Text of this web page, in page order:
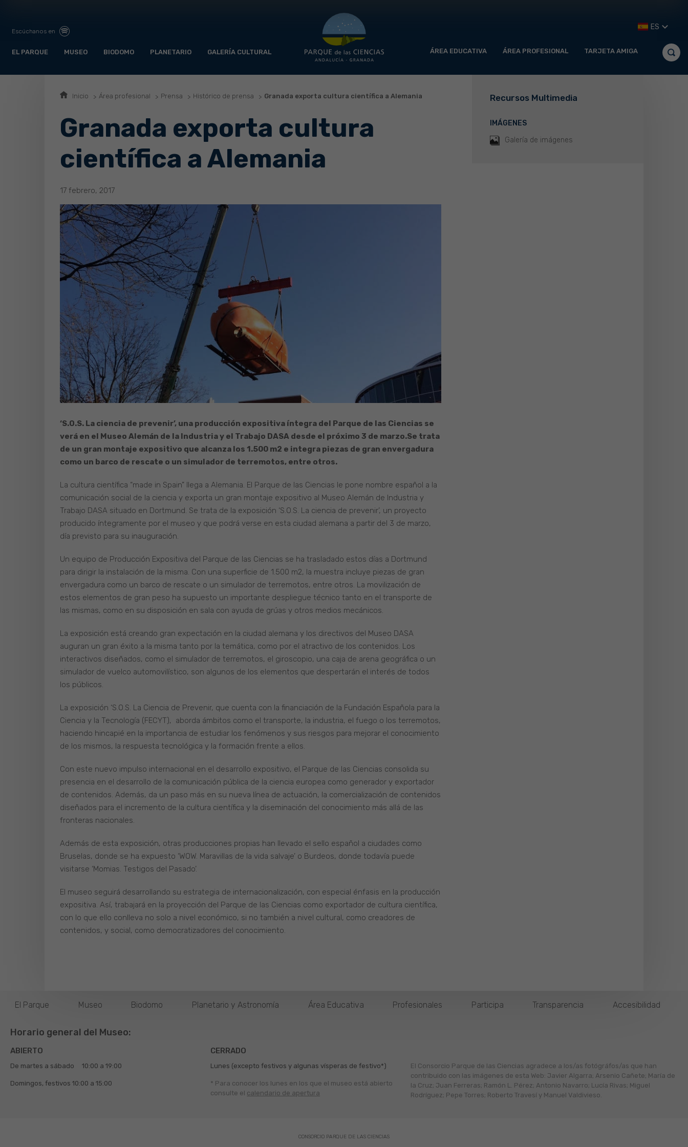
Escúchanos en
EL PARQUE MUSEO BIODOMO PLANETARIO GALERÍA CULTURAL ÁREA EDUCATIVA ÁREA PROFESIONAL TARJETA AMIGA
ES
Inicio Área profesional Prensa Histórico de prensa Granada exporta cultura científica a Alemania
Granada exporta cultura
científica a Alemania
17 febrero, 2017
‘S.O.S. La ciencia de prevenir’, una producción expositiva íntegra del Parque de las Ciencias se
verá en el Museo Alemán de la Industria y el Trabajo DASA desde el próximo 3 de marzo.Se trata
de un gran montaje expositivo que alcanza los 1.500 m2 e integra piezas de gran envergadura
como un barco de rescate o un simulador de terremotos, entre otros.
La cultura científica “made in Spain” llega a Alemania. El Parque de las Ciencias le pone nombre español a la
comunicación social de la ciencia y exporta un gran montaje expositivo al Museo Alemán de Industria y
Trabajo DASA situado en Dortmund. Se trata de la exposición ‘S.O.S. La ciencia de prevenir’, un proyecto
producido íntegramente por el museo y que podrá verse en esta ciudad alemana a partir del 3 de marzo,
día previsto para su inauguración.
Un equipo de Producción Expositiva del Parque de las Ciencias se ha trasladado estos días a Dortmund
para dirigir la instalación de la misma. Con una superficie de 1.500 m2, la muestra incluye piezas de gran
envergadura como un barco de rescate o un simulador de terremotos, entre otros. La movilización de
estos elementos de gran peso ha supuesto un importante despliegue técnico tanto en el transporte de
las mismas, como en su disposición en sala con ayuda de grúas y otros medios mecánicos.
La exposición está creando gran expectación en la ciudad alemana y los directivos del Museo DASA
auguran un gran éxito a la misma tanto por la temática, como por el atractivo de los contenidos. Los
interactivos diseñados, como el simulador de terremotos, el giroscopio, una caja de arena geográfica o un
simulador de vuelco automovilístico, son algunos de los elementos que despertarán el interés de todos
los públicos.
La exposición ‘S.O.S. La Ciencia de Prevenir, que cuenta con la financiación de la Fundación Española para la
Ciencia y la Tecnología (FECYT), aborda ámbitos como el transporte, la industria, el fuego o los terremotos,
haciendo hincapié en la importancia de estudiar los fenómenos y sus riesgos para mejorar el conocimiento
de los mismos, la respuesta tecnológica y la formación frente a ellos.
Con este nuevo impulso internacional en el desarrollo expositivo, el Parque de las Ciencias consolida su
presencia en el desarrollo de la comunicación pública de la ciencia europea como generador y exportador
de contenidos. Además, da un paso más en su nueva línea de actuación, la comercialización de contenidos
diseñados para el incremento de la cultura científica y la diseminación del conocimiento más allá de las
fronteras nacionales.
Además de esta exposición, otras producciones propias han llevado el sello español a ciudades como
Bruselas, donde se ha expuesto ‘WOW. Maravillas de la vida salvaje’ o Burdeos, donde todavía puede
visitarse ‘Momias. Testigos del Pasado’.
El museo seguirá desarrollando su estrategia de internacionalización, con especial énfasis en la producción
expositiva. Así, trabajará en la proyección del Parque de las Ciencias como exportador de cultura científica,
con lo que ello conlleva no solo a nivel económico, si no también a nivel cultural, como creadores de
contenidos, y social, como democratizadores del conocimiento.
Recursos Multimedia
IMÁGENES
Galería de imágenes
El Parque Museo Biodomo Planetario y Astronomía Área Educativa Profesionales Participa Transparencia Accesibilidad
Horario general del Museo:
ABIERTO
De martes a sábado 10:00 a 19:00
Domingos, festivos 10:00 a 15:00
CERRADO
Lunes (excepto festivos y algunas vísperas de festivo*)
* Para conocer los lunes en los que el museo está abierto
consulte el calendario de apertura
El Consorcio Parque de las Ciencias agradece a los/as fotógráfos/as que han
contribuido con las imágenes de esta Web: Javier Algarra; Arsenio Cañete; María de
la Cruz; Juan Ferreras; Ramón L. Pérez; Antonio Navarro; Lucía Rivas; Miguel
Rodríguez; Pepe Torres; Roberto Travesí y Manuel Valdivieso.
CONSORCIO PARQUE DE LAS CIENCIAS